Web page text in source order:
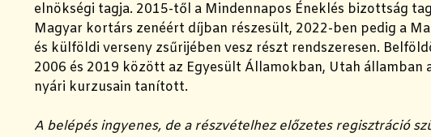
elnökségi tagja. 2015-től a Mindennapos Éneklés bizottság
Magyar kortárs zenéért díjban részesült, 2022-ben pedig a
és külföldi verseny zsűrijében vesz részt rendszeresen.
2006 és 2019 között az Egyesült Államokban, Utah
nyári kurzusain tanított.
A belépés ingyenes, de a részvételhez előzetes regisztráció